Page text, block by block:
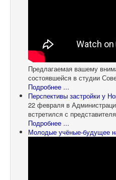
Предлагаемая вашему
состоявшейся в студии
Подробнее ...
Перспективы застройки у
22 февраля в
встретился с
Подробнее ...
Молодые учёные-будущее